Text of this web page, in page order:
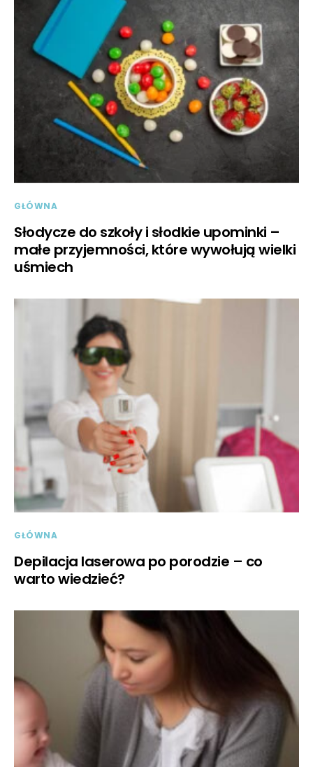
GŁÓWNA
Słodycze do szkoły i słodkie upominki –
małe przyjemności, które wywołują wielki
uśmiech
GŁÓWNA
Depilacja laserowa po porodzie – co
warto wiedzieć?